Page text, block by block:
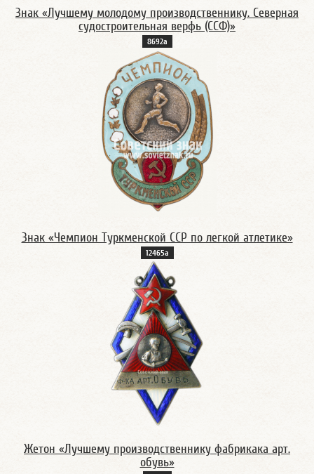
Знак «Лучшему молодому производственнику. Северная
судостроительная верфь (ССФ)»
8692а
Знак «Чемпион Туркменской ССР по легкой атлетике»
12465а
Жетон «Лучшему производственнику фабрикака арт.
обувь»